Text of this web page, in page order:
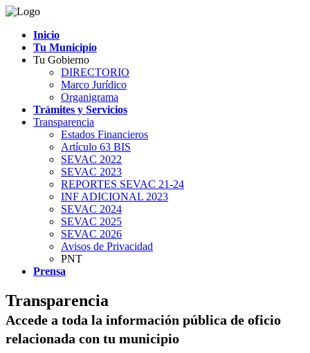
Inicio
Tu Municipio
Tu Gobierno
DIRECTORIO
Marco Jurídico
Organigrama
Trámites y Servicios
Transparencia
Estados Financieros
Artículo 63 BIS
SEVAC 2022
SEVAC 2023
REPORTES SEVAC 21-24
INF ADICIONAL 2023
SEVAC 2024
SEVAC 2025
SEVAC 2026
Avisos de Privacidad
PNT
Prensa
Transparencia
Accede a toda la información pública de oficio
relacionada con tu municipio